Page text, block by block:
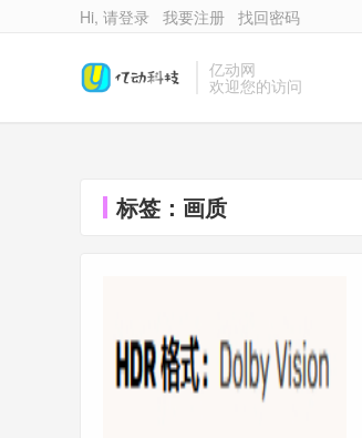
Hi, 请登录 我要注册 找回密码
亿动网
欢迎您的访问
标签：画质